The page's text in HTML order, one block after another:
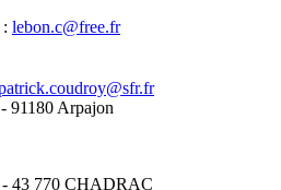
lebon.c@free.fr
91180 Arpajon
- 43 770 CHADRAC